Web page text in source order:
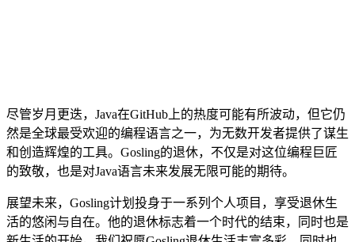
尽管岁月更迭，Java在GitHub上的热度可能有所波动，但它仍
然是全球最受欢迎的编程语言之一，为无数开发者提供了谋生
和创造辉煌的工具。Gosling的退休，不仅是对这位编程巨匠
的致敬，也是对Java语言未来发展无限可能的期待。
展望未来，Gosling计划投身于一系列个人项目，享受退休生
活的悠闲与自在。他的退休标志着一个时代的结束，同时也是